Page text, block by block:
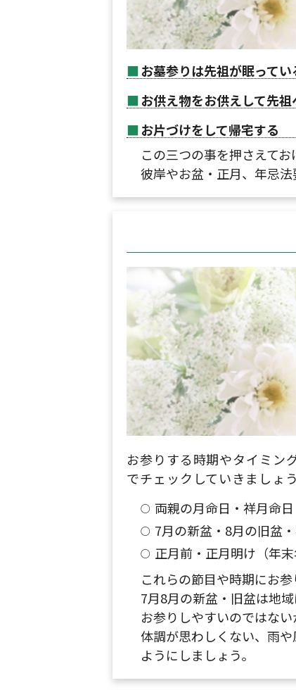
お墓参りは先祖が眠って
お供え物をお供えして先
お片づけをして帰宅する
この三つの事を押さえてお
彼岸やお盆・正月、年忌
お参りする時期やタイミン
でチェックしていきましょう
両親の月命日・祥月命日
7月の新盆・8月の旧盆
正月前・正月明け（年末
これらの節目や時期にお
7月8月の新盆・旧盆は地
お参りしやすいのではない
体調が思わしくない、雨
ようにしましょう。